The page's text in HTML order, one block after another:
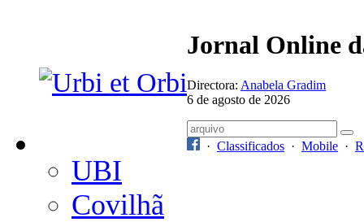
Jornal Online
Directora: Anabela Gradim
6 de agosto de 2026
· Classificados · Mobile ·
UBI
Covilhã